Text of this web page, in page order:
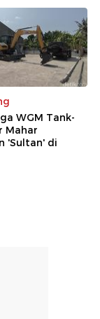
WGM Tank-
Mahar
'Sultan' di